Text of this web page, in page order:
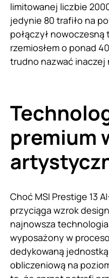
limitowanej liczbie
jedynie 80 trafiło na
połączył nowoczesną
rzemiosłem o ponad
trudno nazwać inaczej
premium
Choć MSI Prestige 13
przyciąga wzrok
najnowsza
wyposażony w
dedykowaną
obliczeniową na